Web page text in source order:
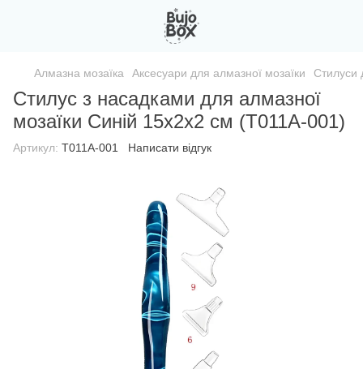
Алмазна мозаїка Аксесуари для алмазної мозаїки Стилуси
Стилус з насадками для алмазної
мозаїки Синій 15х2х2 см (T011A-001)
Артикул: T011A-001 Написати відгук